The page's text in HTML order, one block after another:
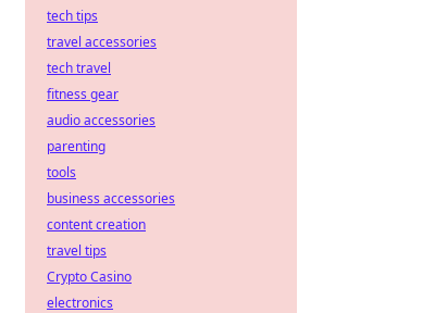
tech tips
travel accessories
tech travel
fitness gear
audio accessories
parenting
tools
business accessories
content creation
travel tips
Crypto Casino
electronics